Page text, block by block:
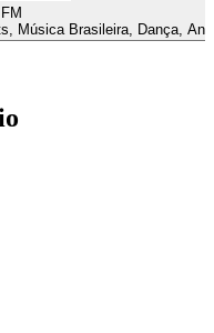
Música Brasileira, Dança,